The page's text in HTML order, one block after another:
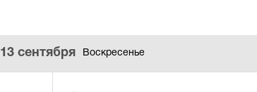
13 сентября Воскресенье